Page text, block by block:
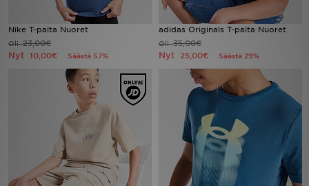
Nike T-paita Nuoret
Oli23,00€
Nyt 10,00€ Säästä 57%
adidas Originals T-paita Nuoret
Oli35,00€
Nyt 25,00€ Säästä 29%
Inspiroidu
Lataa JD-sovellus
Minun viestini